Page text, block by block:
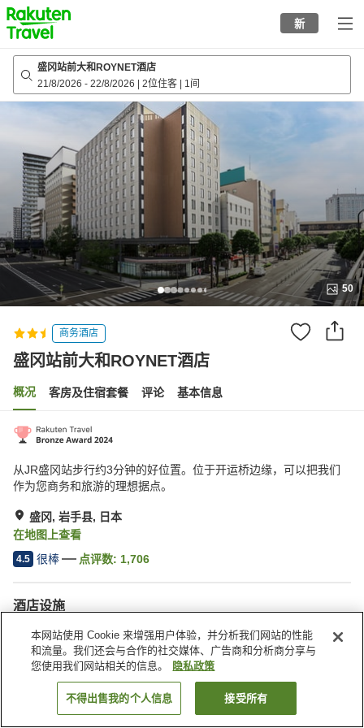
to
top
page
新
盛冈站前大和ROYNET酒店
21/8/2026 - 22/8/2026 2位住客 1间
50
商务酒店
盛冈站前大和ROYNET酒店
概况 客房及住宿套餐 评论 基本信息
从JR盛冈站步行约3分钟的好位置。位于开运桥边缘，可以把我们
作为您商务和旅游的理想据点。
盛冈, 岩手县, 日本
在地图上查看
4.5 很棒 点评数: 1,706
酒店设施
停车场
SPA/美容院
自动售货机
会议室
搜索客房
本网站使用 Cookie 来增强用户体验，并分析我们网站的性能
和流量。我们还会与合作的社交媒体、广告商和分析商分享与
您使用我们网站相关的信息。
隐私政策
不得出售我的个人信息 接受所有